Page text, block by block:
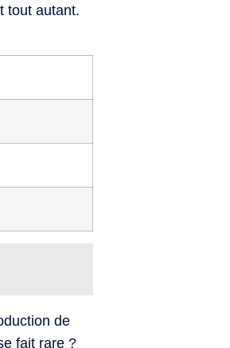
tout autant.
de
fait rare ?